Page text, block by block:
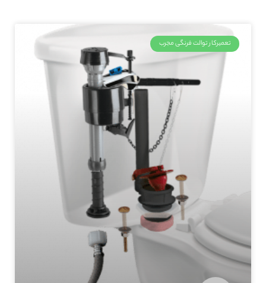
تعمیرکار توالت فرنگی مجرب